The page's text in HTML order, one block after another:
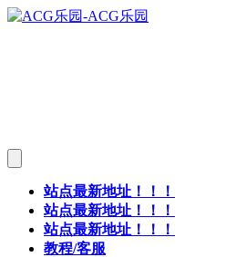
站点最新地址！！！
站点最新地址！！！
站点最新地址！！！
教程/客服